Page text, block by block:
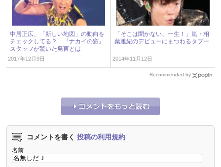
中居正広、「新しい地図」の動向を
チェックしてる？ 『ナカイの窓』
スタッフが驚いた発言とは
2017年12月9日
「そこは聞かない、一生！」嵐・相
葉雅紀のデビューにまつわるタブー
2014年11月12日
Recommended by
コメントを書く 投稿の利用規約
名前